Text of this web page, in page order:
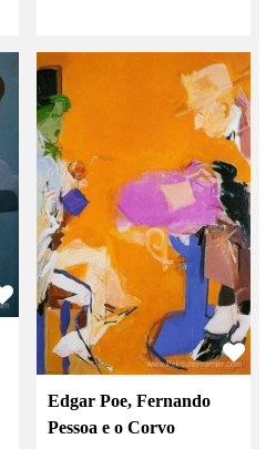
Edgar Poe, Fernando
Pessoa e o Corvo